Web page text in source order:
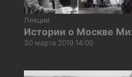
Лекции
Истории о Москве
30 марта 2019 14:00